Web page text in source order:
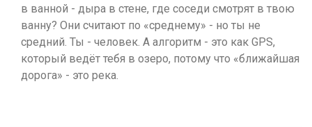
в ванной - дыра в стене, где соседи смотрят в твою
ванну? Они считают по «среднему» - но ты не
средний. Ты - человек. А алгоритм - это как GPS,
который ведёт тебя в озеро, потому что «ближайшая
дорога» - это река.